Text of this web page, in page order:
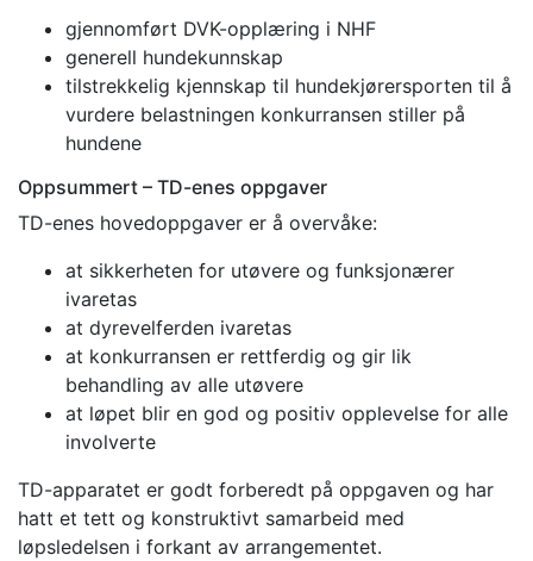
gjennomført DVK-opplæring i NHF
generell hundekunnskap
tilstrekkelig kjennskap til hundekjørersporten til å
vurdere belastningen konkurransen stiller på
hundene
Oppsummert – TD-enes oppgaver
TD-enes hovedoppgaver er å overvåke:
at sikkerheten for utøvere og funksjonærer
ivaretas
at dyrevelferden ivaretas
at konkurransen er rettferdig og gir lik
behandling av alle utøvere
at løpet blir en god og positiv opplevelse for alle
involverte
TD-apparatet er godt forberedt på oppgaven og har
hatt et tett og konstruktivt samarbeid med
løpsledelsen i forkant av arrangementet.